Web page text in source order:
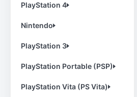
PlayStation 4
Nintendo
PlayStation 3
PlayStation Portable (PSP)
PlayStation Vita (PS Vita)